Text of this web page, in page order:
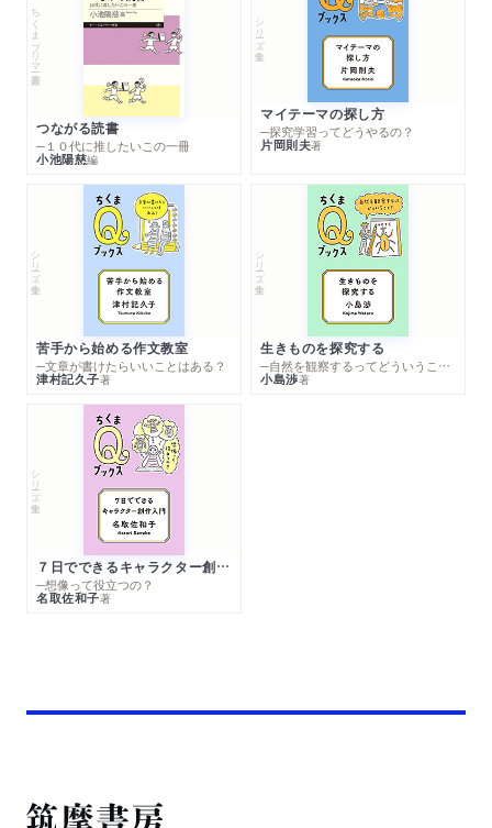
ちくまプリマー新書
つながる読書
─１０代に推したいこの一冊
小池陽慈編
シリーズ・全集
マイテーマの探し方
─探究学習ってどうやるの？
片岡則夫著
シリーズ・全集
苦手から始める作文教室
─文章が書けたらいいことはある？
津村記久子著
シリーズ・全集
生きものを探究する
─自然を観察するってどういうこと？
小島渉著
シリーズ・全集
７日でできるキャラクター創作入門
─想像って役立つの？
名取佐和子著